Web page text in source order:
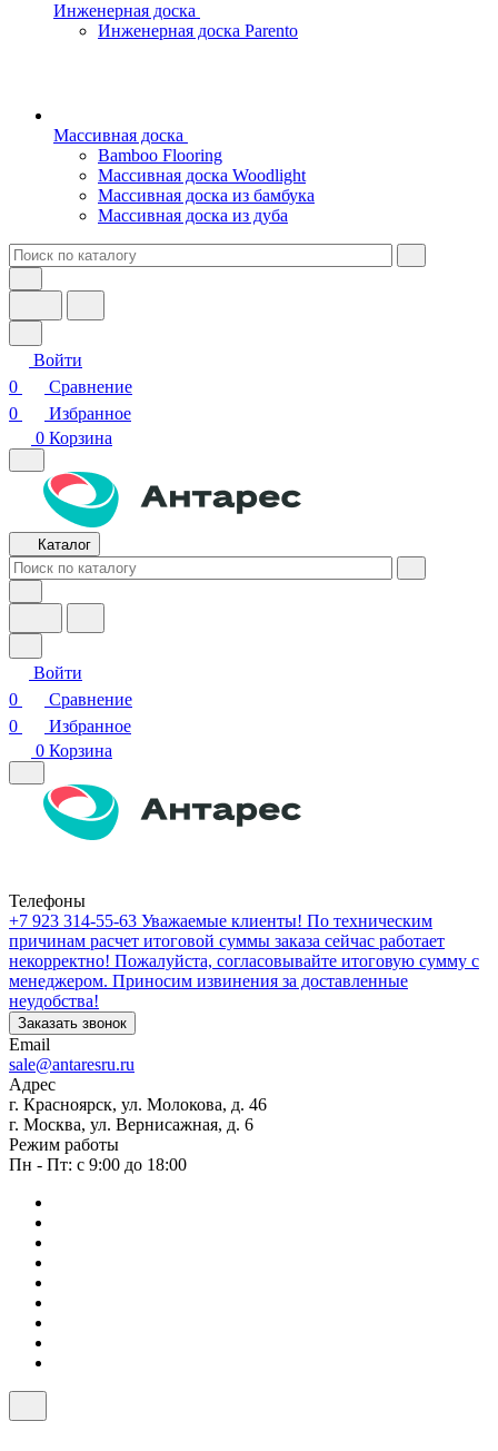
Инженерная доска
Инженерная доска Parento
Массивная доска
Bamboo Flooring
Массивная доска Woodlight
Массивная доска из бамбука
Массивная доска из дуба
Войти
0
Сравнение
0
Избранное
0 Корзина
Каталог
Войти
0
Сравнение
0
Избранное
0 Корзина
Телефоны
+7 923 314-55-63 Уважаемые клиенты! По техническим
причинам расчет итоговой суммы заказа сейчас работает
некорректно! Пожалуйста, согласовывайте итоговую сумму с
менеджером. Приносим извинения за доставленные
неудобства!
Заказать звонок
Email
sale@antaresru.ru
Адрес
г. Красноярск, ул. Молокова, д. 46
г. Москва, ул. Вернисажная, д. 6
Режим работы
Пн - Пт: с 9:00 до 18:00